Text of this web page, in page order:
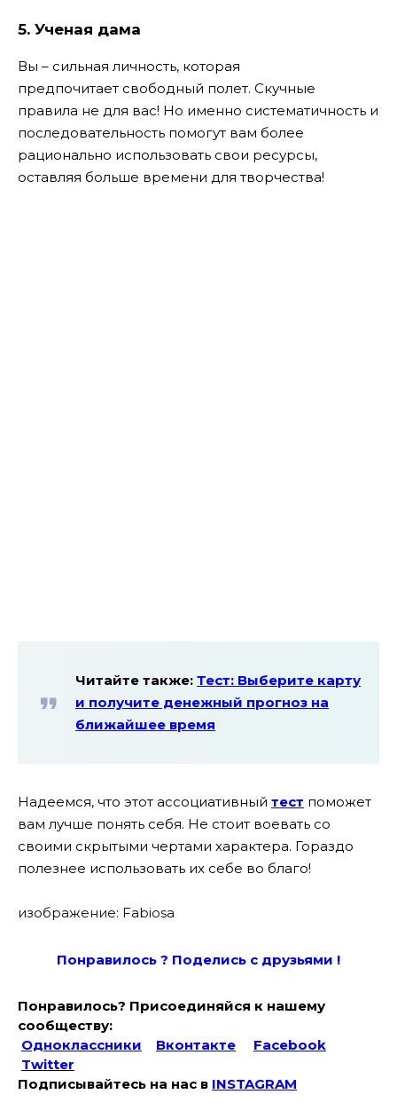
5. Ученая дама
Вы – сильная личность, которая
предпочитает свободный полет. Скучные
правила не для вас! Но именно систематичность и
последовательность помогут вам более
рационально использовать свои ресурсы,
оставляя больше времени для творчества!
Читайте также: Тест: Выберите карту
и получите денежный прогноз на
ближайшее время
Надеемся, что этот ассоциативный тест поможет
вам лучше понять себя. Не стоит воевать со
своими скрытыми чертами характера. Гораздо
полезнее использовать их себе во благо!
изображение: Fabiosa
Понравилось ? Поделись с друзьями !
Понравилось? Присоединяйся к нашему
сообществу:
Одноклассники
Вконтакте
Facebook
Twitter
Подписывайтесь на наc в INSTAGRAM